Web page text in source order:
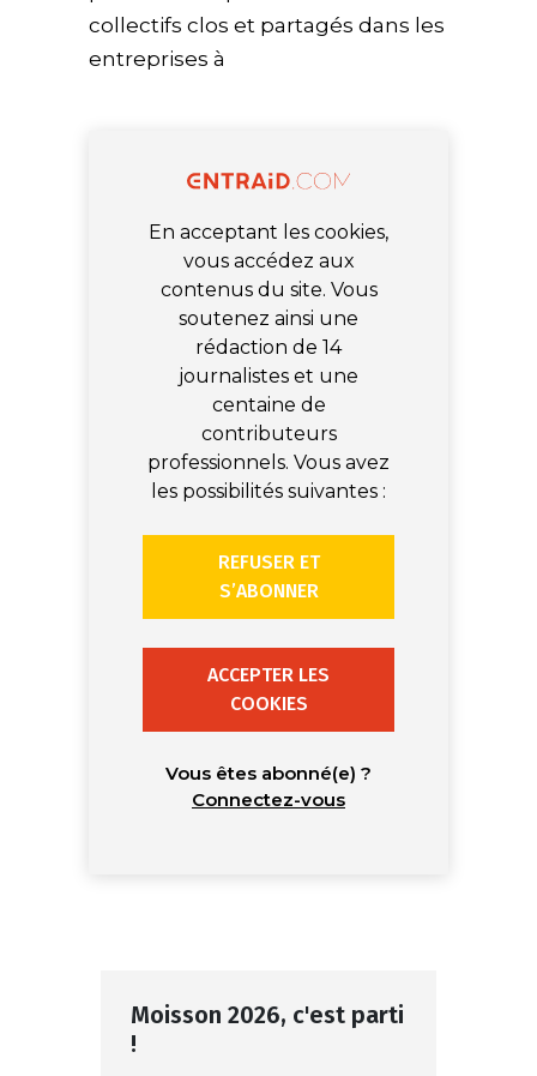
collectifs clos et partagés dans les
entreprises à
En acceptant les cookies,
vous accédez aux
contenus du site. Vous
soutenez ainsi une
rédaction de 14
journalistes et une
centaine de
contributeurs
professionnels. Vous avez
les possibilités suivantes :
REFUSER ET
S’ABONNER
ACCEPTER LES
COOKIES
Vous êtes abonné(e) ?
Connectez-vous
Moisson 2026, c'est parti
!